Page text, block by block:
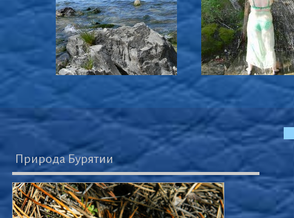
Природа Бурятии